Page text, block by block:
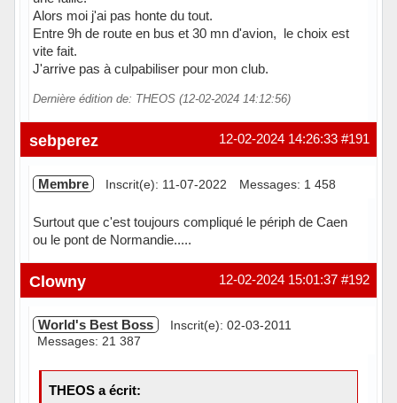
Alors moi j'ai pas honte du tout.
Entre 9h de route en bus et 30 mn d'avion, le choix est
vite fait.
J'arrive pas à culpabiliser pour mon club.
Dernière édition de: THEOS (12-02-2024 14:12:56)
Hors ligne #191
12-02-2024 14:26:33
sebperez
Membre Inscrit(e): 11-07-2022 Messages: 1 458
Surtout que c'est toujours compliqué le périph de Caen
ou le pont de Normandie.....
Hors ligne #192
12-02-2024 15:01:37
Clowny
World's Best Boss
Inscrit(e): 02-03-2011
Messages: 21 387
THEOS a écrit: